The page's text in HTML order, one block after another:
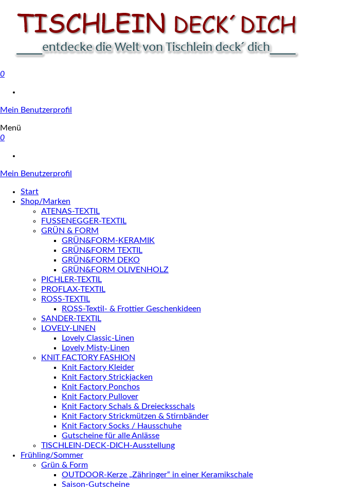
0
Mein Benutzerprofil
Menü
0
Mein Benutzerprofil
Start
Shop/Marken
ATENAS-TEXTIL
FUSSENEGGER-TEXTIL
GRÜN & FORM
GRÜN&FORM-KERAMIK
GRÜN&FORM TEXTIL
GRÜN&FORM DEKO
GRÜN&FORM OLIVENHOLZ
PICHLER-TEXTIL
PROFLAX-TEXTIL
ROSS-TEXTIL
ROSS-Textil- & Frottier Geschenkideen
SANDER-TEXTIL
LOVELY-LINEN
Lovely Classic-Linen
Lovely Misty-Linen
KNIT FACTORY FASHION
Knit Factory Kleider
Knit Factory Strickjacken
Knit Factory Ponchos
Knit Factory Pullover
Knit Factory Schals & Dreiecksschals
Knit Factory Strickmützen & Stirnbänder
Knit Factory Socks / Hausschuhe
Gutscheine für alle Anlässe
TISCHLEIN-DECK-DICH-Ausstellung
Frühling/Sommer
Grün & Form
OUTDOOR-Kerze „Zähringer“ in einer Keramikschale
Saison-Gutscheine